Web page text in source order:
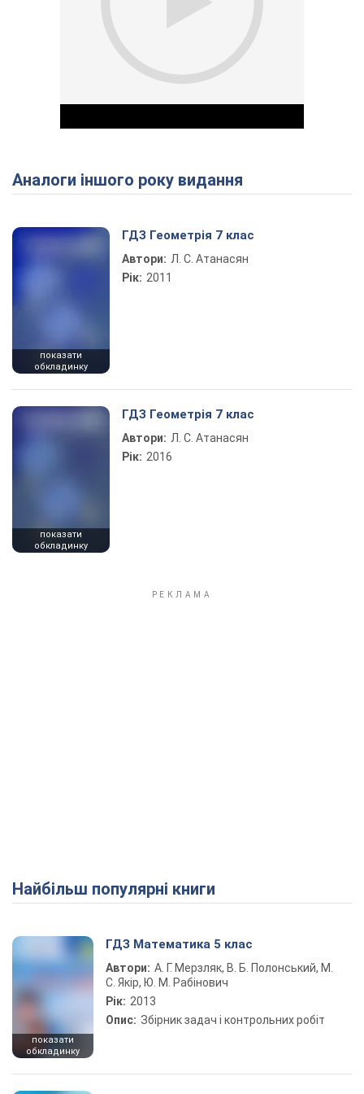
Play Video
Аналоги іншого року видання
показати
обкладинку
ГДЗ Геометрія 7 клас
Автори: Л. С. Атанасян
Рік: 2011
показати
обкладинку
ГДЗ Геометрія 7 клас
Автори: Л. С. Атанасян
Рік: 2016
Найбільш популярні книги
показати
обкладинку
ГДЗ Математика 5 клас
Автори: А. Г. Мерзляк, В. Б. Полонський, М.
С. Якір, Ю. М. Рабінович
Рік: 2013
Опис: Збірник задач і контрольних робіт